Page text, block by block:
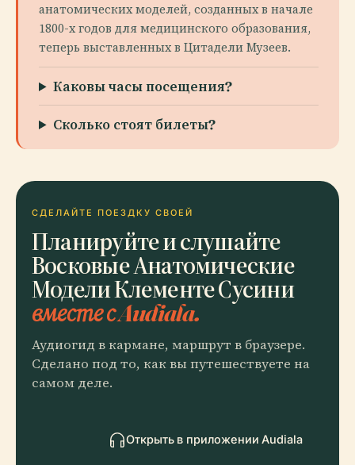
анатомических моделей, созданных в начале
1800-х годов для медицинского образования,
теперь выставленных в Цитадели Музеев.
Каковы часы посещения?
Сколько стоят билеты?
СДЕЛАЙТЕ ПОЕЗДКУ СВОЕЙ
Планируйте и слушайте
Восковые Анатомические
Модели Клементе Сусини
вместе с Audiala.
Аудиогид в кармане, маршрут в браузере.
Сделано под то, как вы путешествуете на
самом деле.
Открыть в приложении Audiala